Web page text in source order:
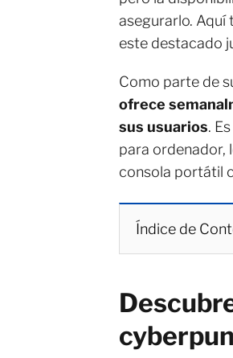
asegurarlo. Aquí
este destacado
Como parte de
ofrece
sus usuarios.
para ordenador,
consola portátil
Índice de